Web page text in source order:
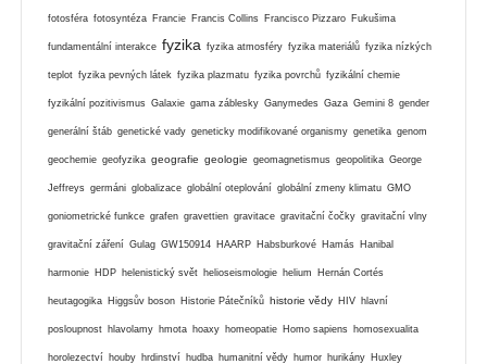
fotosféra fotosyntéza Francie Francis Collins Francisco Pizzaro Fukušima
fundamentální interakce fyzika fyzika atmosféry fyzika materiálů fyzika nízkých
teplot fyzika pevných látek fyzika plazmatu fyzika povrchů fyzikální chemie
fyzikální pozitivismus Galaxie gama záblesky Ganymedes Gaza Gemini 8 gender
generální štáb genetické vady geneticky modifikované organismy genetika genom
geochemie geofyzika geografie geologie geomagnetismus geopolitika George
Jeffreys germáni globalizace globální oteplování globální zmeny klimatu GMO
goniometrické funkce grafen gravettien gravitace gravitační čočky gravitační vlny
gravitační záření Gulag GW150914 HAARP Habsburkové Hamás Hanibal
harmonie HDP helenistický svět helioseismologie helium Hernán Cortés
heutagogika Higgsův boson Historie Pátečníků historie vědy HIV hlavní
posloupnost hlavolamy hmota hoaxy homeopatie Homo sapiens homosexualita
horolezectví houby hrdinství hudba humanitní vědy humor hurikány Huxley